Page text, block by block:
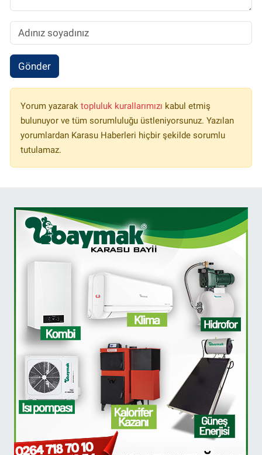
Gönder
Yorum yazarak topluluk kurallarımızı kabul etmiş
bulunuyor ve tüm sorumluluğu üstleniyorsunuz. Yazılan
yorumlardan Karasu Haberleri hiçbir şekilde sorumlu
tutulamaz.